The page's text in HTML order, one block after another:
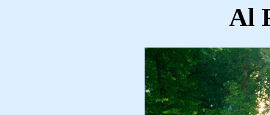
Al